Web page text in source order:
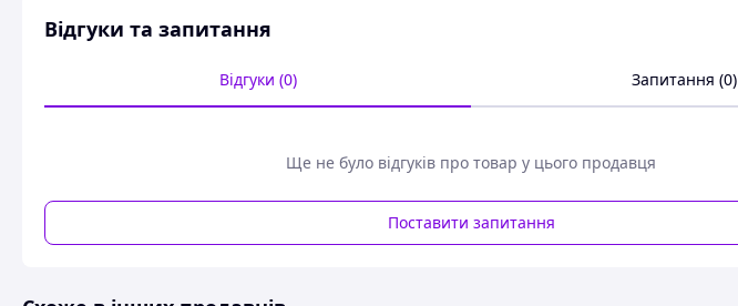
Відгуки та запитання
Відгуки (0) Запитання (0)
Ще не було відгуків про товар у цього продавця
Поставити запитання